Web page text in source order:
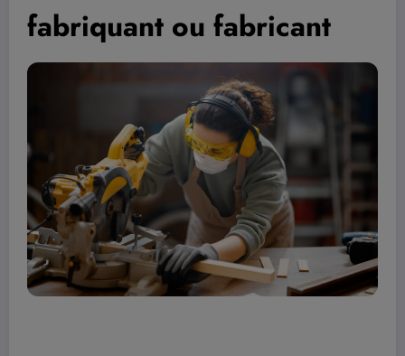
fabriquant ou fabricant